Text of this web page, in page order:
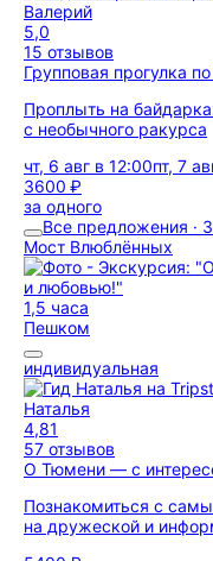
Валерий
5,0
15 отзывов
Групповая прогулка
Проплыть на
с необычного ракурса
чт, 6 авг в 12:00пт, 7
3600 ₽
за одного
Все предложения ·
Мост Влюблённых
1,5 часа
Пешком
индивидуальная
Наталья
4,81
57 отзывов
О Тюмени — с
Познакомиться с
на дружеской и